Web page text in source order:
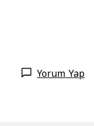
Yorum Yap